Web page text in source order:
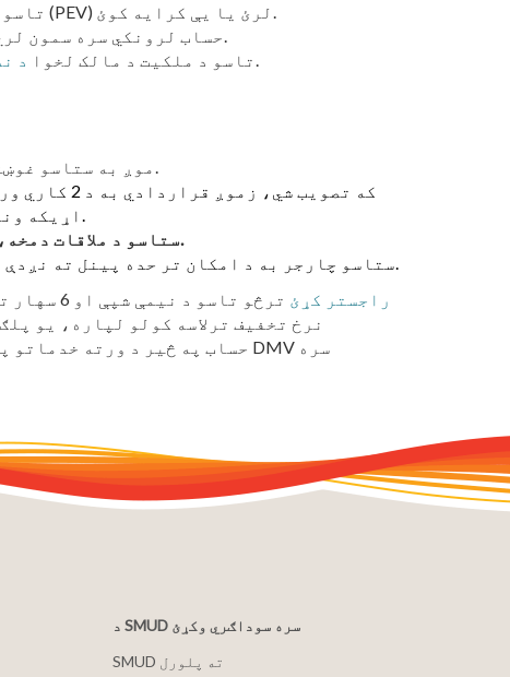
تاسو یو نوی یا کارول شوی پلګ ان بریښنایی موټر (PEV) لرئ یا یې کرایه کوئ.
په غوښتنلیک کې نوم او لاسلیک د بل د SMUD حساب لرونکي سره سمون لري.
تاسو د ملکیت د مالک لخوا د لاسلیک شوی معافیت لرئ.
موږ به ستاسو غوښتنلیک بیاکتنه وکړو ترڅو وړتیا تایید کړو.
که تصویب
اړیکه ملاقات ممکن شپږ اونۍ یا ډیر وخت ونیسي.
ستاسو د ملاقات دمخه،.
ستاسو چارجر به د امکان تر حده پینل ته نږدې نصب شي. هیڅ استثنا یا تعدیل ته اجازه نشته.
خپل EV راجستر کړئ
د SMUD سره سوداګري وکړئ
SMUD ته پلورل